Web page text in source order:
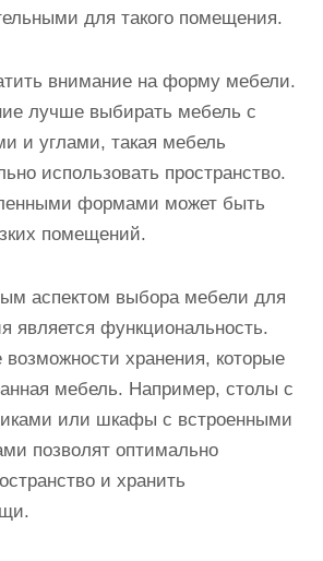
для такого помещения.
внимание на форму мебели.
лучше выбирать мебель с
и углами, такая мебель
использовать пространство.
формами может быть
помещений.
аспектом выбора мебели для
является функциональность.
возможности хранения, которые
мебель. Например, столы с
или шкафы с встроенными
позволят оптимально
и хранить